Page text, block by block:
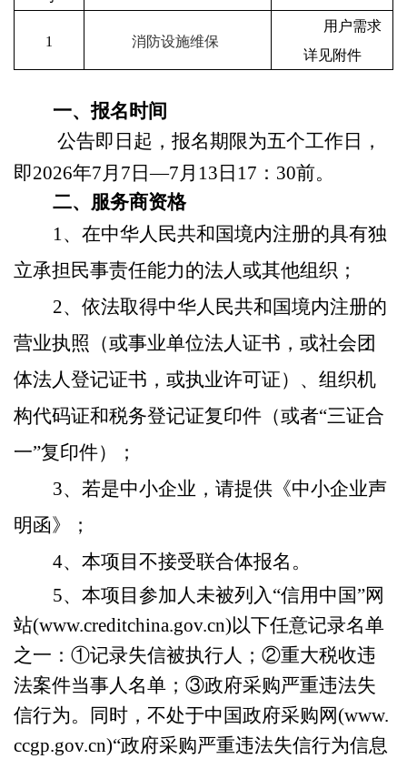
1 消防设施维保
用户需求
详见附件
一、报名时间
公告即日起，报名期限为五个工作日，
即2026年7月 7 日—7月 13 日 17 ： 30前。
二、服务商资格
1、在中华人民共和国境内注册的具有独
立承担民事责任能力的法人或其他组织；
2、依法取得中华人民共和国境内注册的
营业执照（或事业单位法人证书，或社会团
体法人登记证书，或执业许可证）、组织机
构代码证和税务登记证复印件（或者“三证合
一”复印件）；
3、若是中小企业，请提供《中小企业声
明函》；
4、本项目不接受联合体报名。
5、本项目参加人未被列入“信用中国”网
站(www.creditchina.gov.cn)以下任意记录名单
之一：①记录失信被执行人；②重大税收违
法案件当事人名单；③政府采购严重违法失
信行为。同时，不处于中国政府采购网(www.
ccgp.gov.cn)“政府采购严重违法失信行为信息